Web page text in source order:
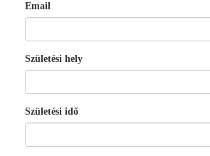
Email
Születési hely
Születési idő